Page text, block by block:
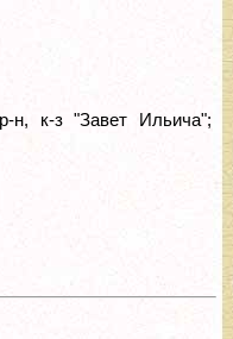
н, к-з "Завет Ильича";